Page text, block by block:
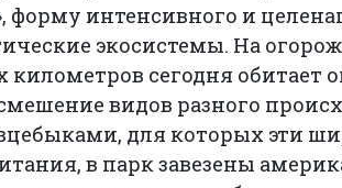
форму интенсивного и
экосистемы. На
сегодня обитает
видов разного
для которых эти
в парк завезены